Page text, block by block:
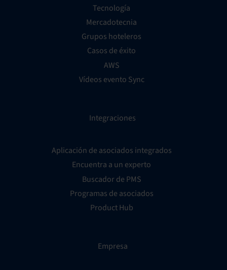
Tecnología
Mercadotecnia
Grupos hoteleros
Casos de éxito
AWS
Vídeos evento Sync
Integraciones
Aplicación de asociados integrados
Encuentra a un experto
Buscador de PMS
Programas de asociados
Product Hub
Empresa